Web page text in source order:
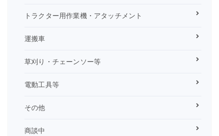
トラクター用作業機・アタッチメント
運搬車
草刈り・チェーンソー等
電動工具等
その他
商談中